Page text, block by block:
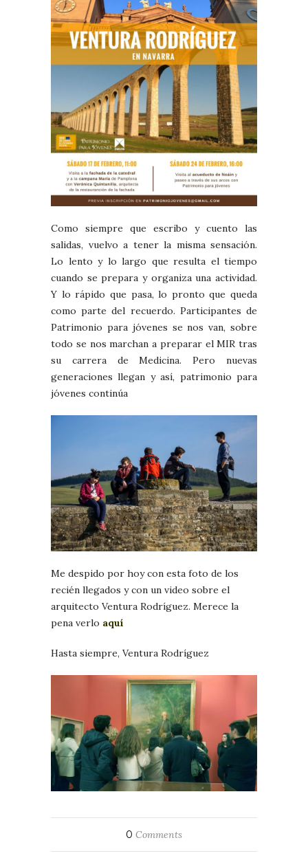
Como siempre que escribo y cuento las
salidas, vuelvo a tener la misma sensación.
Lo lento y lo largo que resulta el tiempo
cuando se prepara y organiza una actividad.
Y lo rápido que pasa, lo pronto que queda
como parte del recuerdo. Participantes de
Patrimonio para jóvenes se nos van, sobre
todo se nos marchan a preparar el MIR tras
su carrera de Medicina. Pero nuevas
generaciones llegan y así, patrimonio para
jóvenes continúa
Me despido por hoy con esta foto de los
recién llegados y con un video sobre el
arquitecto Ventura Rodríguez. Merece la
pena verlo aquí
Hasta siempre, Ventura Rodríguez
0 Comments